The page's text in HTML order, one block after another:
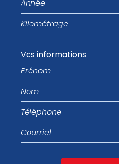
Kilométrage
Vos informations
Prénom
Nom
Téléphone
Courriel